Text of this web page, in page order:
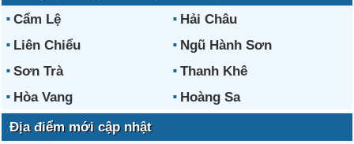
Cẩm Lệ
Hải Châu
Liên Chiểu
Ngũ Hành Sơn
Sơn Trà
Thanh Khê
Hòa Vang
Hoàng Sa
Địa điểm mới cập nhật